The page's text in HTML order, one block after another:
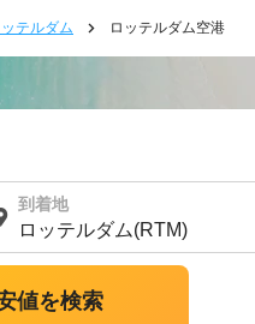
ッテルダム ロッテルダム空港
到着地
値を検索